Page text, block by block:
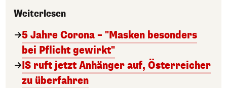
Weiterlesen
5 Jahre Corona – "Masken besonders
bei Pflicht gewirkt"
IS ruft jetzt Anhänger auf, Österreicher
zu überfahren